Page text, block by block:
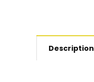
Description